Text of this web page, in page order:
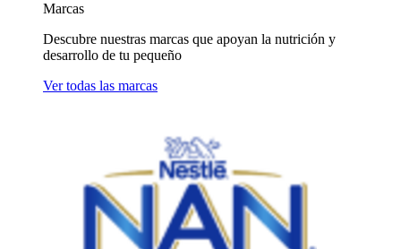
Marcas
Descubre nuestras marcas que apoyan la nutrición y
desarrollo de tu pequeño
Ver todas las marcas